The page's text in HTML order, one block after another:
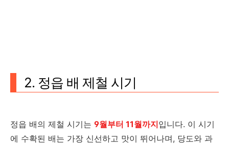
2. 정읍 배 제철 시기
정읍 배의 제철 시기는 9월부터 11월까지입니다. 이 시기
에 수확된 배는 가장 신선하고 맛이 뛰어나며, 당도와 과